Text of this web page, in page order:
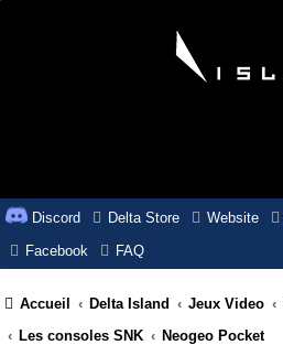
Discord Delta Store Website
Facebook
FAQ
Accueil Delta Island Jeux Video
Les consoles SNK
Neogeo Pocket